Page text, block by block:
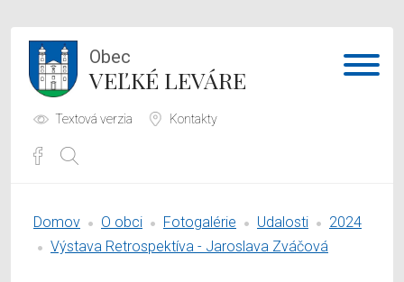
Obec
VEĽKÉ LEVÁRE
Textová verzia Kontakty
Samospráva
Domov O obci Fotogalérie Udalosti
2024
Výstava Retrospektíva - Jaroslava Zváčová